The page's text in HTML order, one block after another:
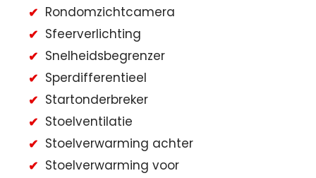
Rondomzichtcamera
Sfeerverlichting
Snelheidsbegrenzer
Sperdifferentieel
Startonderbreker
Stoelventilatie
Stoelverwarming achter
Stoelverwarming voor